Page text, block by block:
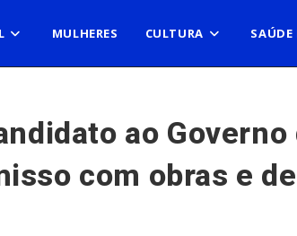
MULHERES CULTURA
ao
com obras e